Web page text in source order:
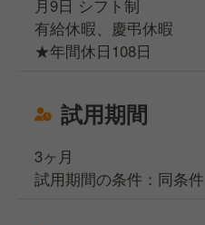
月9日 シフト制
有給休暇、慶弔休暇
★年間休日108日
試用期間
3ヶ月
試用期間の条件：同条件